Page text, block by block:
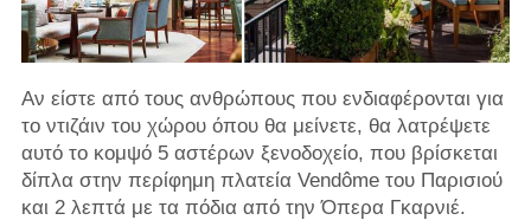
Αν είστε από τους ανθρώπους που ενδιαφέρονται για
το ντιζάιν του χώρου όπου θα μείνετε, θα λατρέψετε
αυτό το κομψό 5 αστέρων ξενοδοχείο, που βρίσκεται
δίπλα στην περίφημη πλατεία Vendôme του Παρισιού
και 2 λεπτά με τα πόδια από την Όπερα Γκαρνιέ.